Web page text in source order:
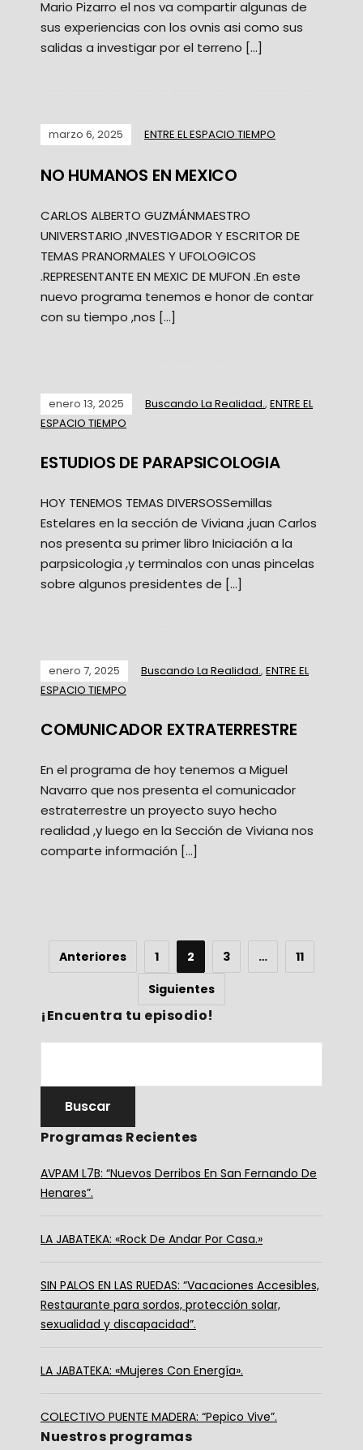
Mario Pizarro el nos va compartir algunas de
sus experiencias con los ovnis asi como sus
salidas a investigar por el terreno […]
marzo 6, 2025 ENTRE EL ESPACIO TIEMPO
NO HUMANOS EN MEXICO
CARLOS ALBERTO GUZMÁNMAESTRO
UNIVERSTARIO ,INVESTIGADOR Y ESCRITOR DE
TEMAS PRANORMALES Y UFOLOGICOS
.REPRESENTANTE EN MEXIC DE MUFON .En este
nuevo programa tenemos e honor de contar
con su tiempo ,nos […]
enero 13, 2025 Buscando La Realidad., ENTRE EL
ESPACIO TIEMPO
ESTUDIOS DE PARAPSICOLOGIA
HOY TENEMOS TEMAS DIVERSOSSemillas
Estelares en la sección de Viviana ,juan Carlos
nos presenta su primer libro Iniciación a la
parpsicologia ,y terminalos con unas pincelas
sobre algunos presidentes de […]
enero 7, 2025 Buscando La Realidad., ENTRE EL
ESPACIO TIEMPO
COMUNICADOR EXTRATERRESTRE
En el programa de hoy tenemos a Miguel
Navarro que nos presenta el comunicador
estraterrestre un proyecto suyo hecho
realidad ,y luego en la Sección de Viviana nos
comparte información […]
Anteriores 1 2 3 …
11
Siguientes
¡Encuentra tu episodio!
Programas Recientes
AVPAM L7B: “Nuevos Derribos En San Fernando De
Henares”.
LA JABATEKA: «Rock De Andar Por Casa.»
SIN PALOS EN LAS RUEDAS: “Vacaciones Accesibles,
Restaurante para sordos, protección solar,
sexualidad y discapacidad”.
LA JABATEKA: «Mujeres Con Energía».
COLECTIVO PUENTE MADERA: “Pepico Vive”.
Nuestros programas